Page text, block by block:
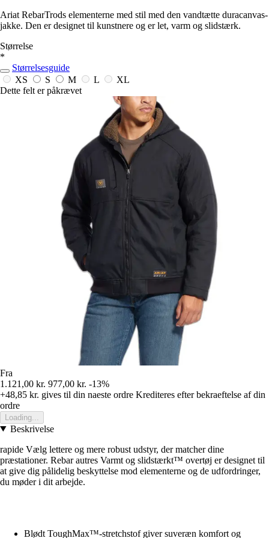
Ariat RebarTrods elementerne med stil med den vandtætte duracanvas-
jakke. Den er designet til kunstnere og er let, varm og slidstærk.
Størrelse
*
Størrelsesguide
XS
S M L
XL
Dette felt er påkrævet
Fra
1.121,00 kr. 977,00 kr. -13%
+48,85 kr. gives til din naeste ordre Krediteres efter bekraeftelse af din
ordre
Loading...
Beskrivelse
rapide Vælg lettere og mere robust udstyr, der matcher dine
præstationer. Rebar autres Varmt og slidstærkt™ overtøj er designet til
at give dig pålidelig beskyttelse mod elementerne og de udfordringer,
du møder i dit arbejde.
Blødt ToughMax™-stretchstof giver suveræn komfort og